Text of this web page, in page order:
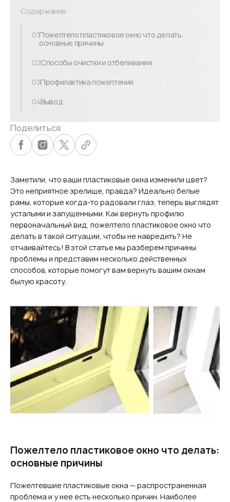
Содержание
01Пожелтело пластиковое окно что делать:
основные причины
02Способы очистки и отбеливания
03Профилактика пожелтения
04Вывод
Поделиться
Заметили, что ваши пластиковые окна изменили цвет?
Это неприятное зрелище, правда? Идеально белые
рамы, которые когда-то радовали глаз, теперь выглядят
усталыми и запущенными. Как вернуть профилю
первоначальный вид, пожелтело пластиковое окно что
делать в такой ситуации, чтобы не навредить? Не
отчаивайтесь! В этой статье мы разберем причины
проблемы и представим несколько действенных
способов, которые помогут вам вернуть вашим окнам
былую красоту.
Пожелтело пластиковое окно что делать:
основные причины
Пожелтевшие пластиковые окна — распространенная
проблема и у нее есть несколько причин. Наиболее